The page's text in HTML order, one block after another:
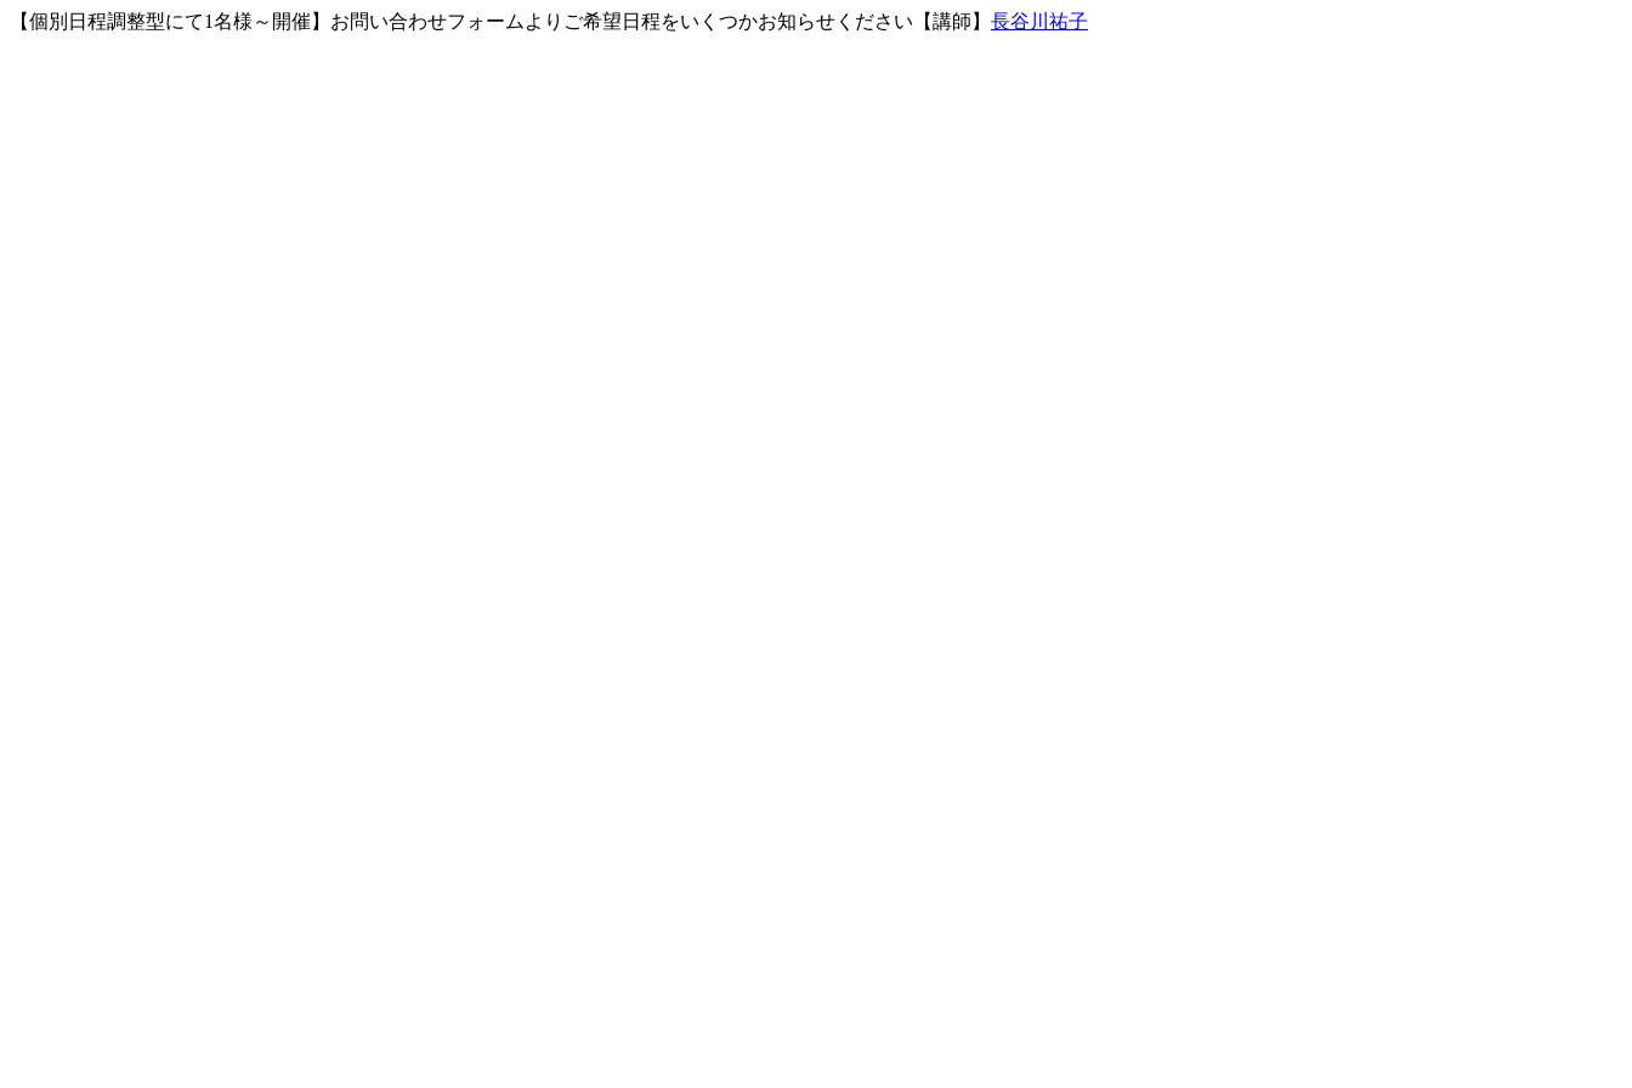
【個別日程調整型にて1名様～開催】お問い合わせフォームよりご希望日程をいくつかお知らせください 【講師】 長谷川祐子